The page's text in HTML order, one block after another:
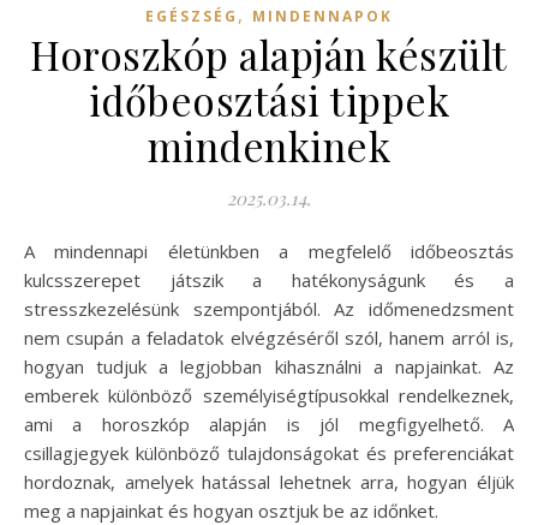
EGÉSZSÉG , MINDENNAPOK
Horoszkóp alapján készült
időbeosztási tippek
mindenkinek
2025.03.14.
A mindennapi életünkben a megfelelő időbeosztás
kulcsszerepet játszik a hatékonyságunk és a
stresszkezelésünk szempontjából. Az időmenedzsment
nem csupán a feladatok elvégzéséről szól, hanem arról is,
hogyan tudjuk a legjobban kihasználni a napjainkat. Az
emberek különböző személyiségtípusokkal rendelkeznek,
ami a horoszkóp alapján is jól megfigyelhető. A
csillagjegyek különböző tulajdonságokat és preferenciákat
hordoznak, amelyek hatással lehetnek arra, hogyan éljük
meg a napjainkat és hogyan osztjuk be az időnket.